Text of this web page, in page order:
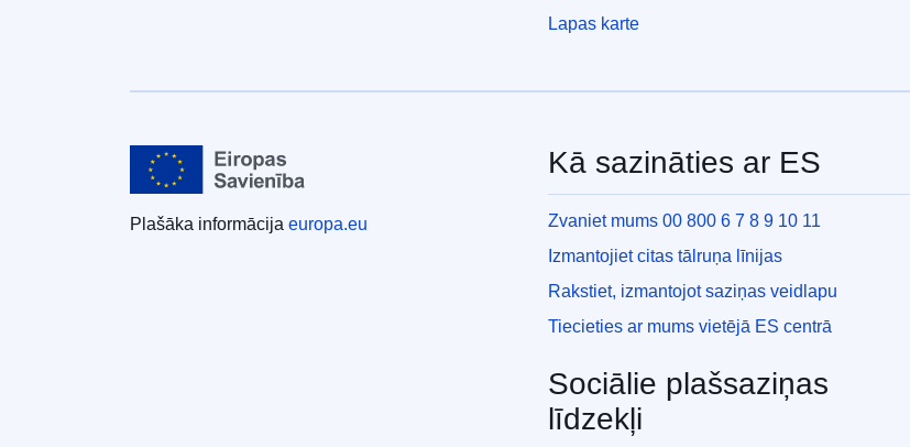
Lapas karte
Plašāka informācija europa.eu
Kā sazināties ar ES
Zvaniet mums 00 800 6 7 8 9 10 11
Izmantojiet citas tālruņa līnijas
Rakstiet, izmantojot saziņas veidlapu
Tiecieties ar mums vietējā ES centrā
Sociālie plašsaziņas
līdzekļi